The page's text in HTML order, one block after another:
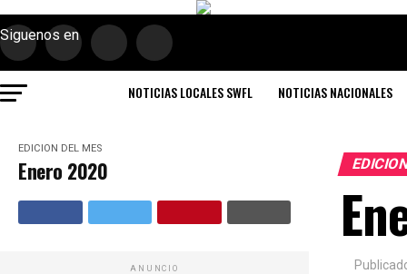
Siguenos en
NOTICIAS LOCALES SWFL NOTICIAS NACIONALES
EDICION DEL MES
Enero 2020
ANUNCIO